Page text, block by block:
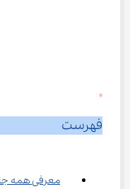
0
فهرست
معرفی همه